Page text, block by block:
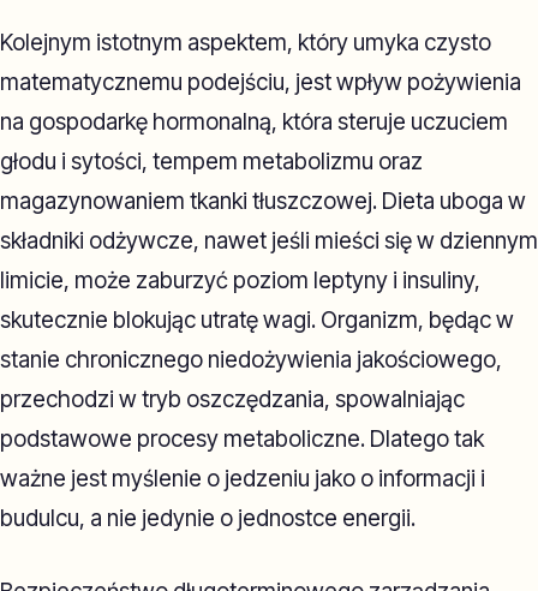
Kolejnym istotnym aspektem, który umyka czysto
matematycznemu podejściu, jest wpływ pożywienia
na gospodarkę hormonalną, która steruje uczuciem
głodu i sytości, tempem metabolizmu oraz
magazynowaniem tkanki tłuszczowej. Dieta uboga w
składniki odżywcze, nawet jeśli mieści się w dziennym
limicie, może zaburzyć poziom leptyny i insuliny,
skutecznie blokując utratę wagi. Organizm, będąc w
stanie chronicznego niedożywienia jakościowego,
przechodzi w tryb oszczędzania, spowalniając
podstawowe procesy metaboliczne. Dlatego tak
ważne jest myślenie o jedzeniu jako o informacji i
budulcu, a nie jedynie o jednostce energii.